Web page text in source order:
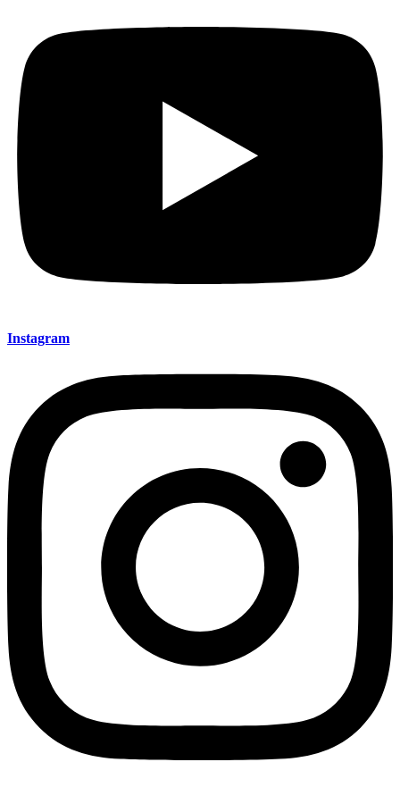
Instagram